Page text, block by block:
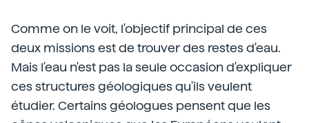
Comme on le voit, l'objectif principal de ces
deux missions est de trouver des restes d'eau.
Mais l'eau n'est pas la seule occasion d'expliquer
ces structures géologiques qu'ils veulent
étudier. Certains géologues pensent que les